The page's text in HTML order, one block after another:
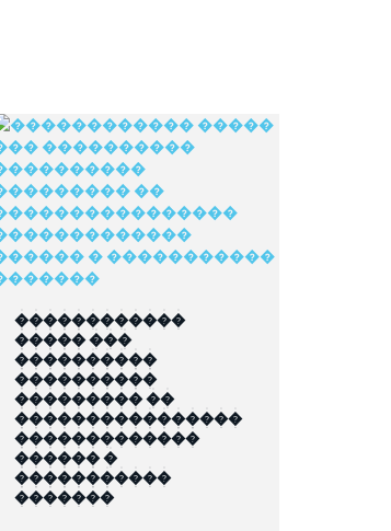
������������
����� ���
����������
����������
��������� ��
����������������
�������������
������ �
�����������
�������